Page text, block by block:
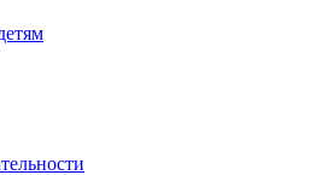
столицы и города, клипы из
песни из мультиков, детские
мультфильмах и про персонажей